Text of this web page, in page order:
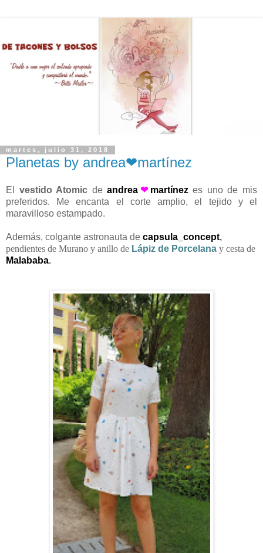
martes, julio 31, 2018
Planetas by andrea❤martínez
El vestido Atomic deandrea ❤ martínezes uno de mis
preferidos. Me encanta el corte amplio, el tejido y el
maravilloso estampado.
Además, colgante astronauta de capsula_concept,
pendientes de Murano y anillo de Lápiz de Porcelana y cesta de
Malababa.